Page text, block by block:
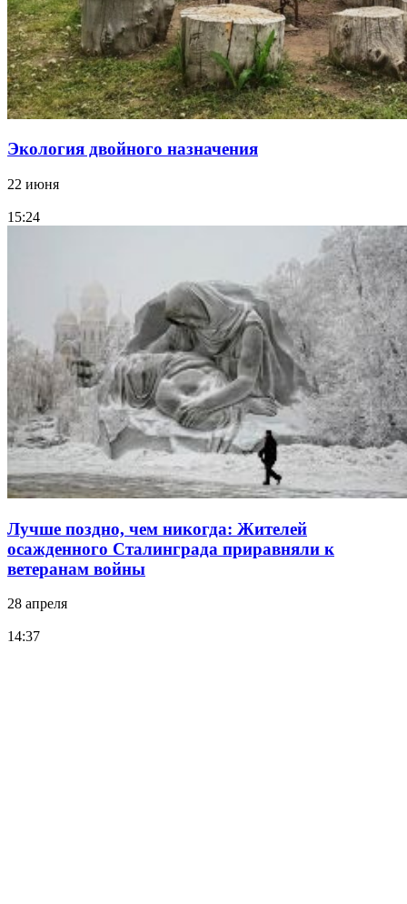
Экология двойного назначения
22 июня
15:24
Лучше поздно, чем никогда: Жителей
осажденного Сталинграда приравняли к
ветеранам войны
28 апреля
14:37